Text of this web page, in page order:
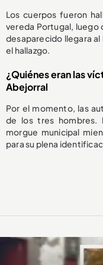
Los cuerpos fueron
vereda Portugal, luego
desaparecido llegara
el hallazgo.
¿Quiénes eran las
Abejorral
Por el momento, las
de los tres hombres.
morgue municipal
para su plena